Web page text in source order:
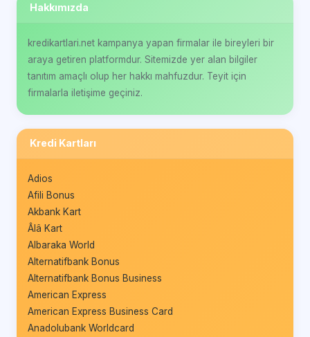
Hakkımızda
kredikartlari.net kampanya yapan firmalar ile bireyleri bir
araya getiren platformdur. Sitemizde yer alan bilgiler
tanıtım amaçlı olup her hakkı mahfuzdur. Teyit için
firmalarla iletişime geçiniz.
Kredi Kartları
Adios
Afili Bonus
Akbank Kart
Âlâ Kart
Albaraka World
Alternatifbank Bonus
Alternatifbank Bonus Business
American Express
American Express Business Card
Anadolubank Worldcard